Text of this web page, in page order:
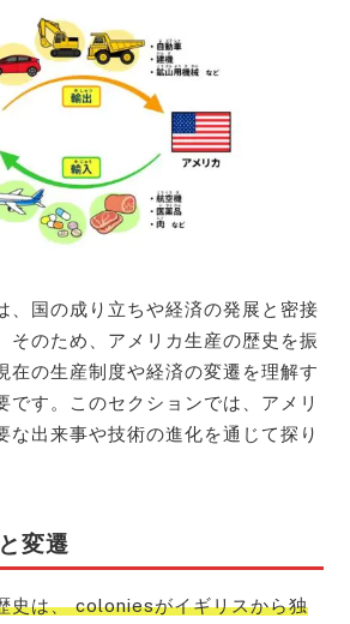
、国の成り立ちや経済の発展と密接
そのため、アメリカ生産の歴史を振
在の生産制度や経済の変遷を理解す
です。このセクションでは、アメリ
な出来事や技術の進化を通じて探り
変遷
史は、 coloniesがイギリスから独